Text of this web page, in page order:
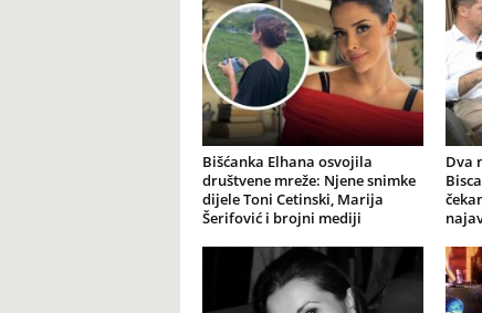
Bišćanka Elhana osvojila
društvene mreže: Njene snimke
dijele Toni Cetinski, Marija
Šerifović i brojni mediji
Dva